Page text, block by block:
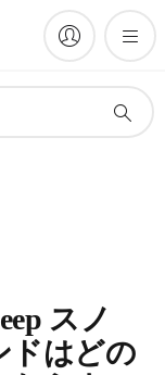
スノ
ドはどの